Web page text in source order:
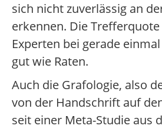
sich nicht zuverlässig an
erkennen. Die
Experten bei gerade
gut wie Raten.
Auch die Grafologie, also
von der Handschrift auf
seit einer Meta-Studie aus